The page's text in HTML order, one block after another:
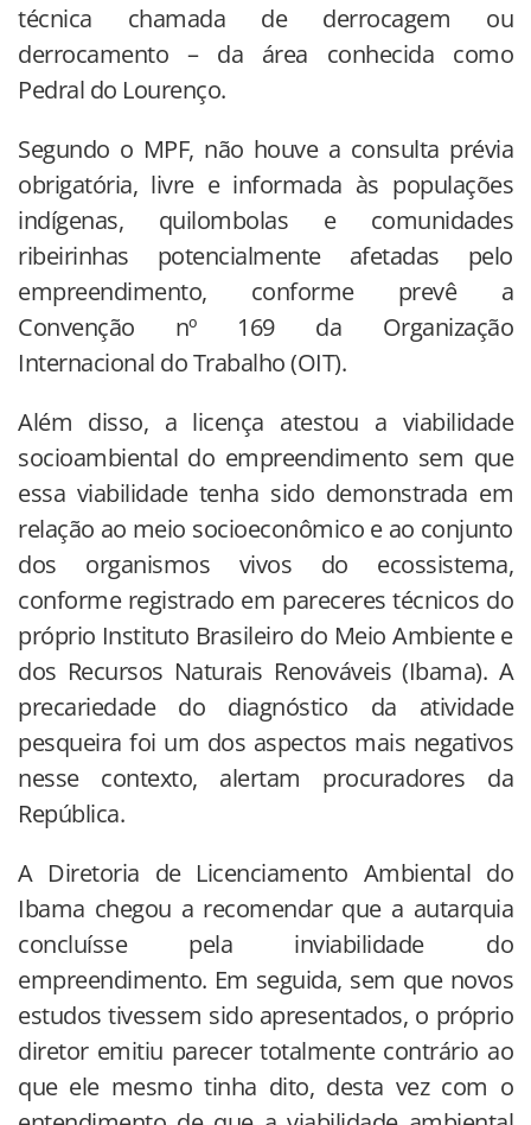
técnica chamada de derrocagem ou
derrocamento – da área conhecida como
Pedral do Lourenço.
Segundo o MPF, não houve a consulta prévia
obrigatória, livre e informada às populações
indígenas, quilombolas e comunidades
ribeirinhas potencialmente afetadas pelo
empreendimento, conforme prevê a
Convenção nº 169 da Organização
Internacional do Trabalho (OIT).
Além disso, a licença atestou a viabilidade
socioambiental do empreendimento sem que
essa viabilidade tenha sido demonstrada em
relação ao meio socioeconômico e ao conjunto
dos organismos vivos do ecossistema,
conforme registrado em pareceres técnicos do
próprio Instituto Brasileiro do Meio Ambiente e
dos Recursos Naturais Renováveis (Ibama). A
precariedade do diagnóstico da atividade
pesqueira foi um dos aspectos mais negativos
nesse contexto, alertam procuradores da
República.
A Diretoria de Licenciamento Ambiental do
Ibama chegou a recomendar que a autarquia
concluísse pela inviabilidade do
empreendimento. Em seguida, sem que novos
estudos tivessem sido apresentados, o próprio
diretor emitiu parecer totalmente contrário ao
que ele mesmo tinha dito, desta vez com o